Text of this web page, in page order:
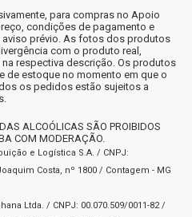
para compras no Apoio
condições de pagamento e
prévio. As fotos dos produtos
com o produto real,
respectiva descrição. Os produtos
de estoque no momento em que o
os pedidos estão sujeitos a
ALCOÓLICAS SÃO PROIBIDOS
COM MODERAÇÃO.
e Logística S.A. / CNPJ:
Costa, nº 1800 / Contagem - MG
Ltda. / CNPJ: 00.070.509/0011-82 /